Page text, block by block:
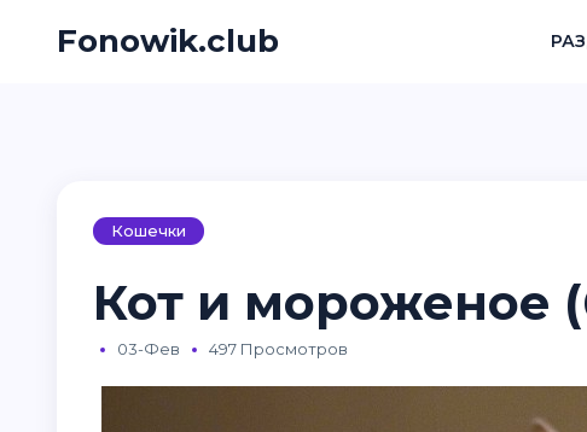
Fonowik.club
Кошечки
Кот и мороженое
03-Фев 497 Просмотров